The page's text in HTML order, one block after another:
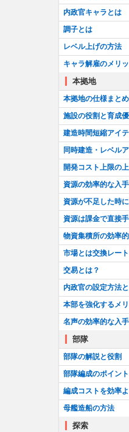
内政官キャラとは
調子とは
レベル上げの方法
キャラ解雇のメリ
本拠地
本拠地の仕様まとめ
施設の役割と育成
建造時間短縮アイ
同時建造・レベル
開発コスト上限の
資源の効率的な入
資源が不足した時
資源は課金で直接
物資集積所の効率
市場とは交換レー
交易とは？
内政官の設定方法
本部を強化するメ
名声の効率的な入
部隊
部隊の解説と役割
部隊編成のポイント
編成コストを効率
母艦造船の方法
探索